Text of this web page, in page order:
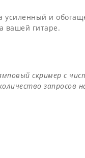
усиленный и
вашей гитаре.
скример с
запросов